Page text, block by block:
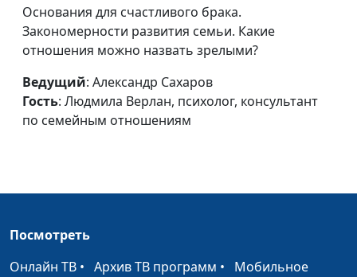
Уважение к мужчине
(часть вторая)
Александр Сахаров,
Людмила Верлан,
психолог, консультант по
Уважение к мужчине
(часть первая)
Александр Сахаров,
Людмила Верлан,
#58
Потребности
вторая)
Александр Сахаров,
#57
Основания для счастливого брака.
Закономерности развития семьи. Какие
отношения можно назвать зрелыми?
Ведущий: Александр Сахаров
Гость: Людмила Верлан, психолог, консультант
по семейным отношениям
Посмотреть
Онлайн ТВ • Архив ТВ программ • Мобильное